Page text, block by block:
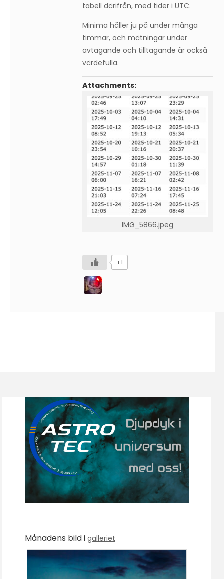
tabell därifrån, med tider i UTC.
Minima håller ju på under många
timmar, och mätningar under
avtagande och tilltagande är också
värdefulla.
Attachments:
IMG_5866.jpeg
+1
Månadens bild i galleriet